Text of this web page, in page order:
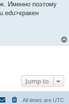
Именно поэтому
Jump to
All times are UTC